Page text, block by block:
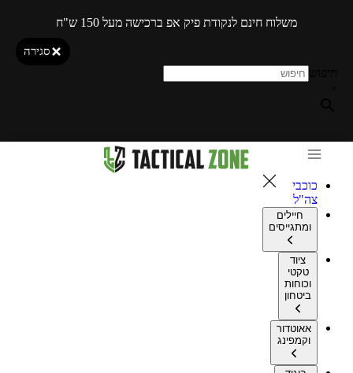
משלוח חינם לנקודת פיק אפ ברכישה מעל 150 ש"ח
סגירה
כוכבי
צה"ל
חיילים
ומתגייסים
ציוד
טקטי
וכוחות
ביטחון
אאוטדור
וקמפינג